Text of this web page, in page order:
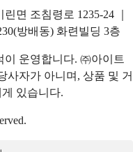
면 조침령로 1235-24 ｜
방배동) 화련빌딩 3층
운영합니다. ㈜아이트
사자가 아니며, 상품 및 거
있습니다.